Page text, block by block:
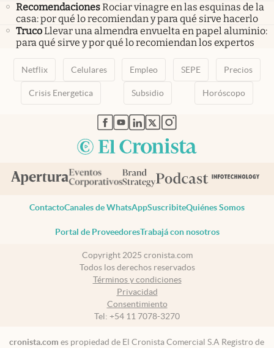
RecomendacionesRociar vinagre en las esquinas de la
casa: por qué lo recomiendan y para qué sirve hacerlo
TrucoLlevar una almendra envuelta en papel aluminio:
para qué sirve y por qué lo recomiendan los expertos
Netflix Celulares Empleo SEPE Precios
Crisis Energetica Subsidio Horóscopo
abre en nueva pestaña
abre en nueva pestaña
abre en nueva pestaña
abre en nueva pestaña
abre en nueva pestaña
ContactoCanales de WhatsAppSuscribiteQuiénes Somos
Portal de ProveedoresTrabajá con nosotros
Copyright 2025 cronista.com
Todos los derechos reservados
Términos y condiciones
Privacidad
Consentimiento
Tel: +54 11 7078-3270
cronista.com es propiedad de El Cronista Comercial S.A Registro de